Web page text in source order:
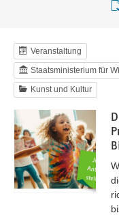
Veranstaltung
Staatsministerium für
Kunst und Kultur